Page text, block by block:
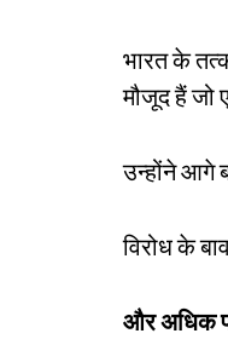
भारत के
मौजूद हैं जो
उन्होंने आगे
विरोध के
और अधिक